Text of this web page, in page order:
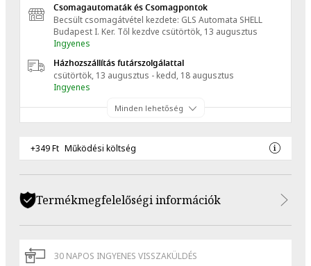
Csomagautomaták és Csomagpontok
Becsült csomagátvétel kezdete: GLS Automata SHELL
Budapest I. Ker. Től kezdve csütörtök, 13 augusztus
Ingyenes
Házhozszállítás futárszolgálattal
csütörtök, 13 augusztus - kedd, 18 augusztus
Ingyenes
Minden lehetőség
+349 Ft Működési költség
Termékmegfelelőségi információk
30 NAPOS INGYENES VISSZAKÜLDÉS